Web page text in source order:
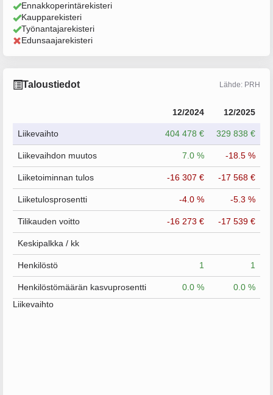
Ennakkoperintärekisteri
Kaupparekisteri
Työnantajarekisteri
Edunsaajarekisteri
Taloustiedot Lähde: PRH
12/2024 12/2025
Liikevaihto 404 478 € 329 838 €
Liikevaihdon muutos 7.0 % -18.5 %
Liiketoiminnan tulos -16 307 € -17 568 €
Liiketulosprosentti -4.0 % -5.3 %
Tilikauden voitto -16 273 € -17 539 €
Keskipalkka / kk
Henkilöstö 1 1
Henkilöstömäärän kasvuprosentti 0.0 %
0.0 %
Liikevaihto